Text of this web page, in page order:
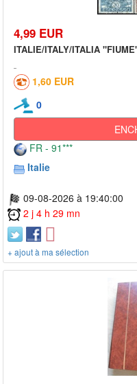
4,99 EUR
ITALIE/ITALY/ITALIA
1,60 EUR
0
FR - 91***
Italie
09-08-2026 à 19:40:00
2 j 4 h 29 mn
+ ajout à ma sélection